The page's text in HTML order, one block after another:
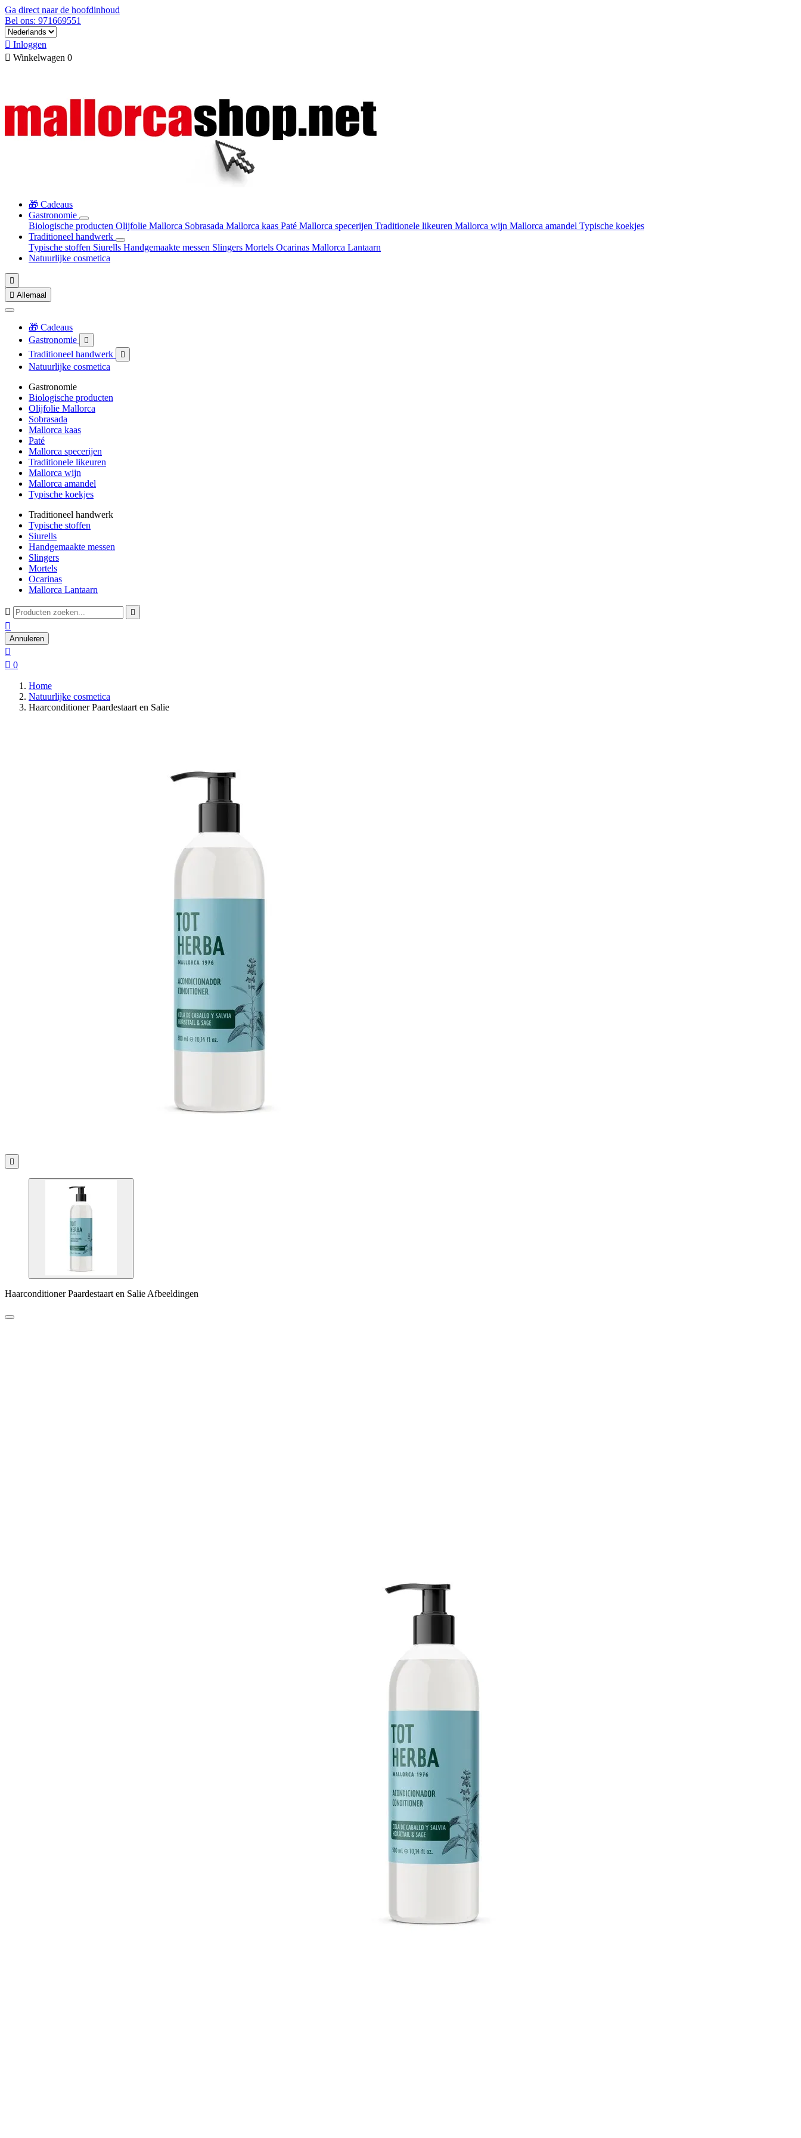
Ga direct naar de hoofdinhoud
Bel ons: 971669551
 Inloggen
 Winkelwagen 0
🎁 Cadeaus
Gastronomie
Biologische producten Olijfolie Mallorca Sobrasada Mallorca kaas Paté Mallorca specerijen Traditionele likeuren Mallorca wijn Mallorca amandel Typische koekjes
Traditioneel handwerk
Typische stoffen Siurells Handgemaakte messen Slingers Mortels Ocarinas Mallorca Lantaarn
Natuurlijke cosmetica

 Allemaal
🎁 Cadeaus
Gastronomie

Traditioneel handwerk 
Natuurlijke cosmetica
Gastronomie
Biologische producten
Olijfolie Mallorca
Sobrasada
Mallorca kaas
Paté
Mallorca specerijen
Traditionele likeuren
Mallorca wijn
Mallorca amandel
Typische koekjes
Traditioneel handwerk
Typische stoffen
Siurells
Handgemaakte messen
Slingers
Mortels
Ocarinas
Mallorca Lantaarn
 

Annuleren

 0
Home
Natuurlijke cosmetica
Haarconditioner Paardestaart en Salie

Haarconditioner Paardestaart en Salie Afbeeldingen